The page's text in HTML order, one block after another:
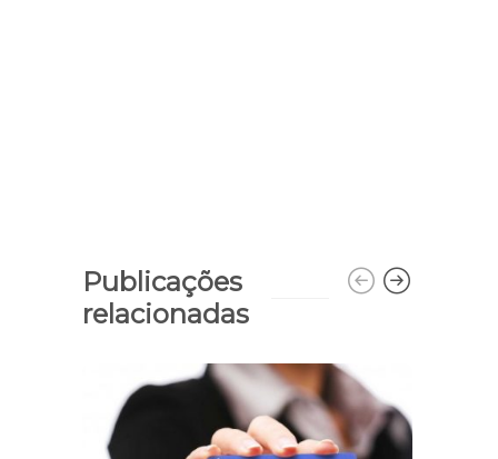
Publicações
relacionadas